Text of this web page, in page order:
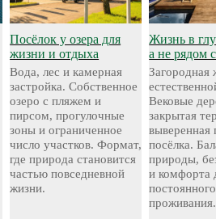
Посёлок у озера для
жизни и отдыха
Вода, лес и камерная
застройка. Собственное
озеро с пляжем и
пирсом, прогулочные
зоны и ограниченное
число участков. Формат,
где природа становится
частью повседневной
жизни.
Жизнь в
а не рядом
Загородная
Вековые
закрытая
выверенная
посёлка.
природы,
и комфорта
постоянного
проживания.